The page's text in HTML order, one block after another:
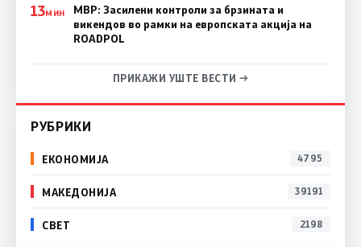
13МИН
МВР: Засилени контроли за брзината и
викендов во рамки на европската акција на
ROADPOL
ПРИКАЖИ УШТЕ ВЕСТИ →
РУБРИКИ
ЕКОНОМИЈА 4795
МАКЕДОНИЈА 39191
СВЕТ 2198